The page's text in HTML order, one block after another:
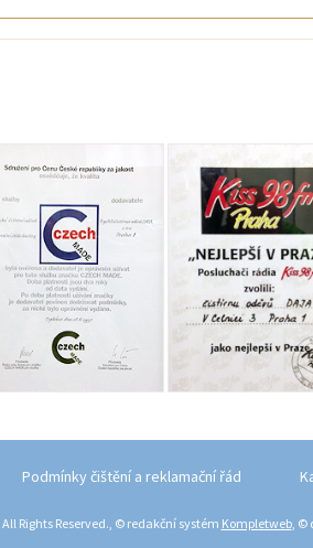
Podmínky čištění a reklamační řád
Rights Reserved., © redakční systém Kompletweb, ©